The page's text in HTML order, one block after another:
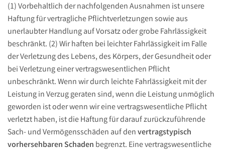
(1) Vorbehaltlich der nachfolgenden Ausnahmen ist unsere
Haftung für vertragliche Pflichtverletzungen sowie aus
unerlaubter Handlung auf Vorsatz oder grobe Fahrlässigkeit
beschränkt. (2) Wir haften bei leichter Fahrlässigkeit im Falle
der Verletzung des Lebens, des Körpers, der Gesundheit oder
bei Verletzung einer vertragswesentlichen Pflicht
unbeschränkt. Wenn wir durch leichte Fahrlässigkeit mit der
Leistung in Verzug geraten sind, wenn die Leistung unmöglich
geworden ist oder wenn wir eine vertragswesentliche Pflicht
verletzt haben, ist die Haftung für darauf zurückzuführende
Sach- und Vermögensschäden auf denvertragstypisch
vorhersehbaren Schaden begrenzt. Eine vertragswesentliche